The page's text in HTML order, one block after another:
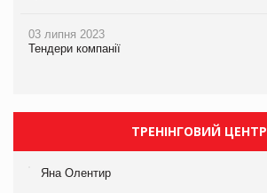
03 липня 2023
Тендери компанії
ТРЕНІНГОВИЙ ЦЕНТР
Яна Олентир